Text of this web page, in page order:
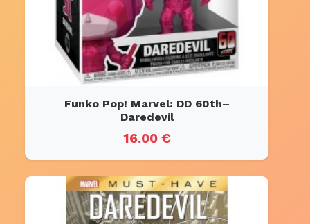
Funko Pop! Marvel: DD 60th–
Daredevil
16.00 €